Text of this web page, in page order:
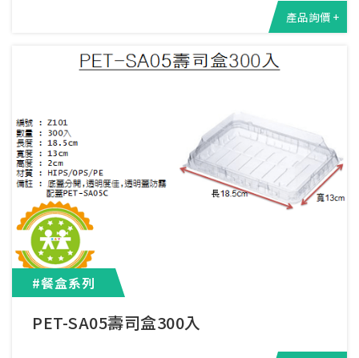
產品詢價 +
#餐盒系列
PET-SA05壽司盒300入